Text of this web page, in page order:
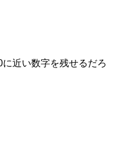
近い数字を残せるだろ